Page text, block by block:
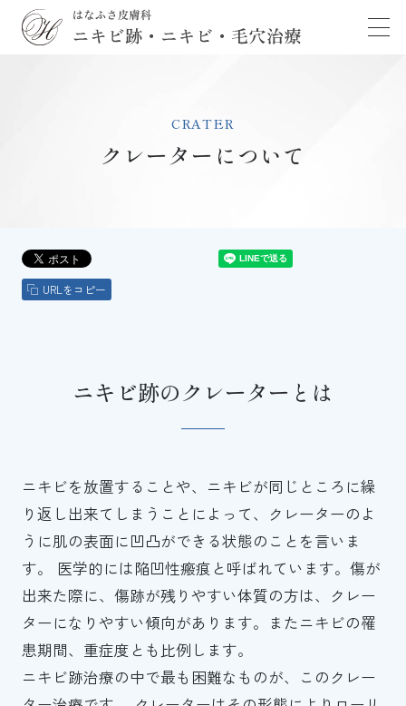
ニキビ
クリニック紹介
コラム
診療予約
CRATER
クレーターについて
URLをコピー
ニキビ跡のクレーターとは
ニキビを放置することや、ニキビが同じところに繰
り返し出来てしまうことによって、クレーターのよ
うに肌の表面に凹凸ができる状態のことを言いま
す。 医学的には陥凹性瘢痕と呼ばれています。傷が
出来た際に、傷跡が残りやすい体質の方は、クレー
ターになりやすい傾向があります。またニキビの罹
患期間、重症度とも比例します。
ニキビ跡治療の中で最も困難なものが、このクレー